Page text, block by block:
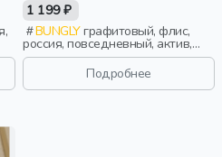
1 199 ₽
BUNGLYграфитовый, флис,
россия, повседневный, актив,
девочки, малыши, дошкольники,
Подробнее